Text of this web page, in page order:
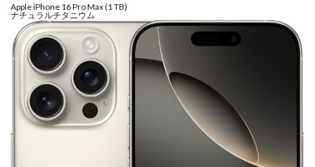
Apple iPhone 16 Pro Max (1 TB)
ナチュラルチタニウム